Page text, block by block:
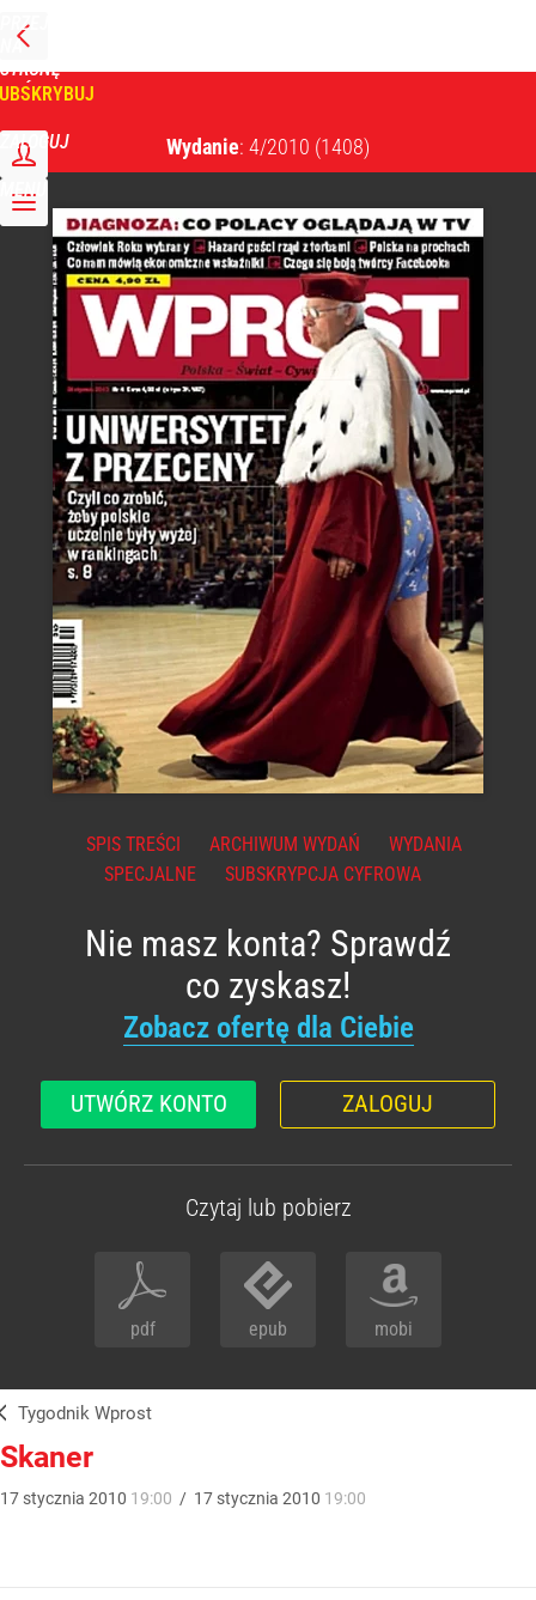
PRZEJDŹ
NA
STRONĘ
GŁÓWNĄ
ZALOGUJ
MENU
Wydanie: 4/2010 (1408)
SPIS TREŚCI ARCHIWUM WYDAŃ
WYDANIA
SPECJALNE
SUBSKRYPCJA CYFROWA
Nie masz konta? Sprawdź
co zyskasz!
Zobacz ofertę dla Ciebie
UTWÓRZ KONTO ZALOGUJ
Czytaj lub pobierz
pdf epub mobi
Tygodnik Wprost
Skaner
17 stycznia 2010 19:00 / 17 stycznia 2010 19:00